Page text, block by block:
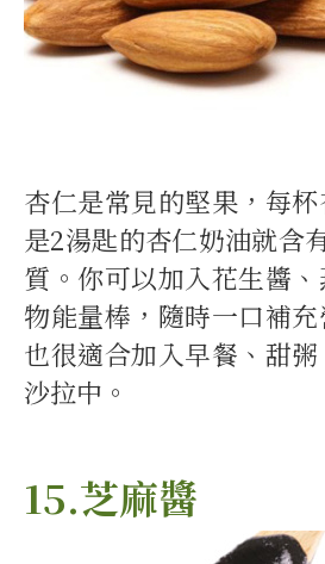
杏仁是常見的堅果，每
是2湯匙的杏仁奶油就含
質。你可以加入花生醬
物能量棒，隨時一口補
也很適合加入早餐、甜
沙拉中。
15.芝麻醬